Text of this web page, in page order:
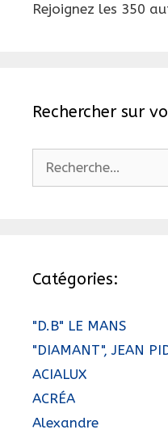
Rejoignez les 350
Rechercher sur
Catégories:
"D.B" LE MANS
"DIAMANT", JEAN
ACIALUX
ACRÉA
Alexandre